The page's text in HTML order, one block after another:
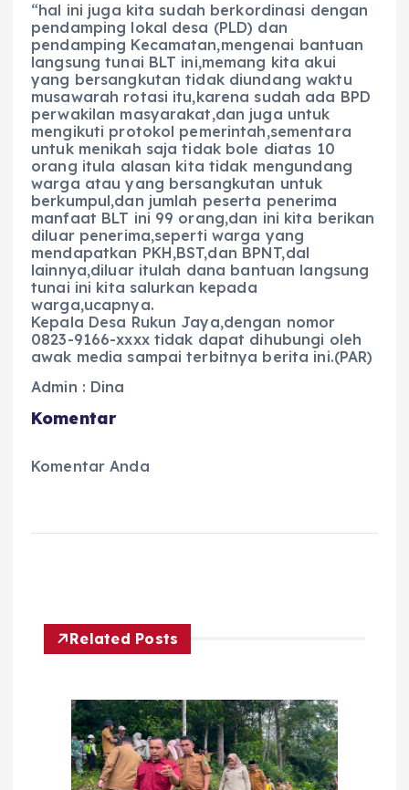
“hal ini juga kita sudah berkordinasi dengan
pendamping lokal desa (PLD) dan
pendamping Kecamatan,mengenai bantuan
langsung tunai BLT ini,memang kita akui
yang bersangkutan tidak diundang waktu
musawarah rotasi itu,karena sudah ada BPD
perwakilan masyarakat,dan juga untuk
mengikuti protokol pemerintah,sementara
untuk menikah saja tidak bole diatas 10
orang itula alasan kita tidak mengundang
warga atau yang bersangkutan untuk
berkumpul,dan jumlah peserta penerima
manfaat BLT ini 99 orang,dan ini kita berikan
diluar penerima,seperti warga yang
mendapatkan PKH,BST,dan BPNT,dal
lainnya,diluar itulah dana bantuan langsung
tunai ini kita salurkan kepada
warga,ucapnya.
Kepala Desa Rukun Jaya,dengan nomor
0823-9166-xxxx tidak dapat dihubungi oleh
awak media sampai terbitnya berita ini.(PAR)
Admin : Dina
Komentar
Komentar Anda
Related Posts